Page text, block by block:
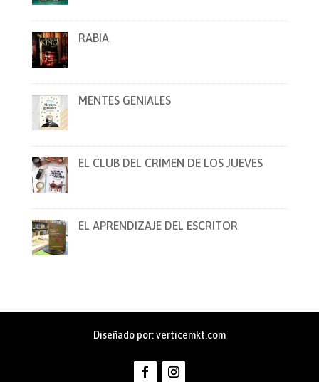
RABIA
MENTES GENIALES
EL CLUB DEL CRIMEN DE LOS JUEVES
EL APRENDIZAJE DEL ESCRITOR
Diseñado por:verticemkt.com